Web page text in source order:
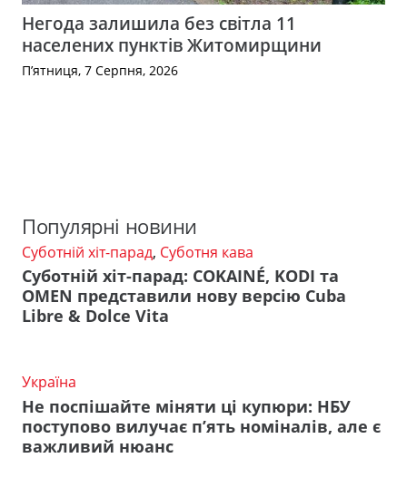
Негода залишила без світла 11
населених пунктів Житомирщини
П’ятниця, 7 Серпня, 2026
Популярні новини
Суботній хіт-парад, Суботня кава
Суботній хіт-парад: COKAINÉ, KODI та
OMEN представили нову версію Cuba
Libre & Dolce Vita
Україна
Не поспішайте міняти ці купюри: НБУ
поступово вилучає п’ять номіналів, але є
важливий нюанс